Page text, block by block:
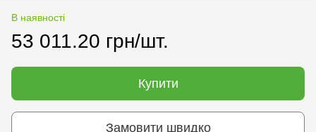
В наявності
53 011.20 грн/шт.
Купити
Замовити швидко